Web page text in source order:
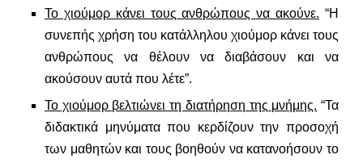
Το χιούμορ κάνει τους ανθρώπους να ακούνε. “Η
συνεπής χρήση του κατάλληλου χιούμορ κάνει τους
ανθρώπους να θέλουν να διαβάσουν και να
ακούσουν αυτά που λέτε”.
Το χιούμορ βελτιώνει τη διατήρηση της μνήμης. “Τα
διδακτικά μηνύματα που κερδίζουν την προσοχή
των μαθητών και τους βοηθούν να κατανοήσουν το